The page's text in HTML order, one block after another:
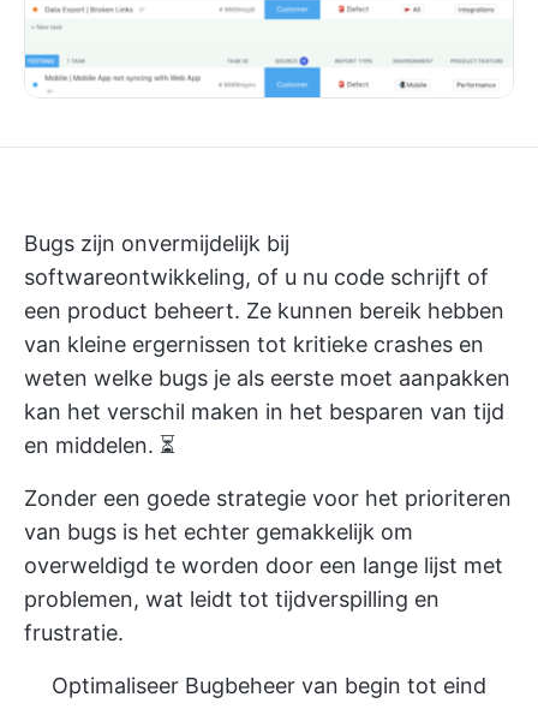
Bugs zijn onvermijdelijk bij
softwareontwikkeling, of u nu code schrijft of
een product beheert. Ze kunnen bereik hebben
van kleine ergernissen tot kritieke crashes en
weten welke bugs je als eerste moet aanpakken
kan het verschil maken in het besparen van tijd
en middelen. ⏳
Zonder een goede strategie voor het prioriteren
van bugs is het echter gemakkelijk om
overweldigd te worden door een lange lijst met
problemen, wat leidt tot tijdverspilling en
frustratie.
Optimaliseer Bugbeheer van begin tot eind